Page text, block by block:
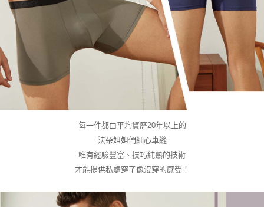
每一件都由平均資歷20年以上的
法朵姐姐們細心車縫
唯有經驗豐富、技巧純熟的技術
才能提供私處穿了像沒穿的感受！